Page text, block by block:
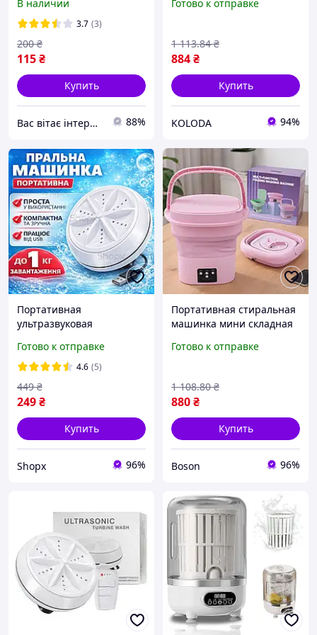
2
В наличии
3.7 (3)
115₴
200 ₴
Купить
Вас вітає інтернет магазин "LEADER" 88%
мини складная на 10L
Готово к отправке
884₴
1 113.84 ₴
Купить
KOLODA 94%
Портативная
ультразвуковая
ведра и миски с USB
мини стиральная
машина для путешествий
и дороги
Готово к отправке
4.6 (5)
249₴
449 ₴
Купить
Shopx 96%
Портативная стиральная
машинка мини складная
дома и путешествий - 3
компактный размер
Готово к отправке
880₴
1 108.80 ₴
Купить
Boson 96%